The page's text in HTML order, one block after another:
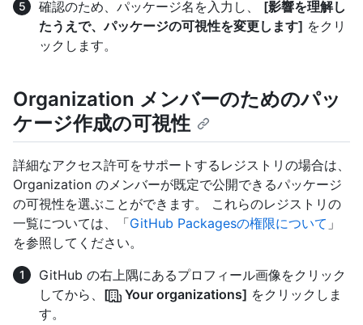
確認のため、パッケージ名を入力し、 [影響を理解し
たうえで、パッケージの可視性を変更します] をクリ
ックします。
Organization メンバーのためのパッ
ケージ作成の可視性
詳細なアクセス許可をサポートするレジストリの場合は、
Organization のメンバーが既定で公開できるパッケージ
の可視性を選ぶことができます。 これらのレジストリの
一覧については、「GitHub Packagesの権限について 」
を参照してください。
GitHub の右上隅にあるプロフィール画像をクリック
してから、 [ Your organizations] をクリックしま
す。